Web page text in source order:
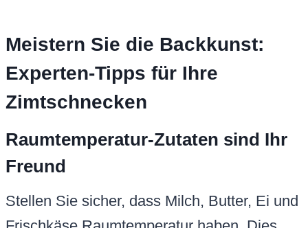
Meistern Sie die Backkunst:
Experten-Tipps für Ihre
Zimtschnecken
Raumtemperatur-Zutaten sind Ihr
Freund
Stellen Sie sicher, dass Milch, Butter, Ei und